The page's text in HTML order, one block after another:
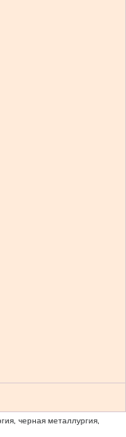
черная металлургия,